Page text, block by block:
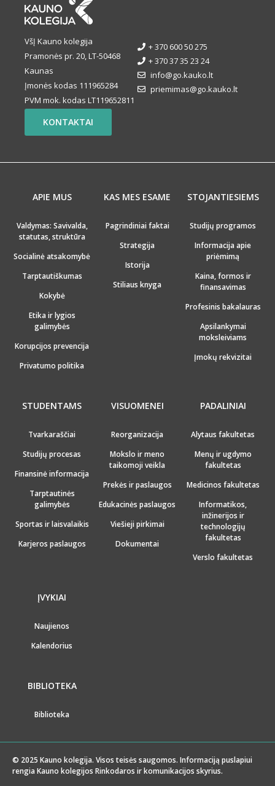
VšĮ Kauno kolegija
Pramonės pr. 20, LT-50468
Kaunas
Įmonės kodas 111965284
PVM mok. kodas LT119652811
+ 370 600 50 275
+ 370 37 35 23 24
info@go.kauko.lt
priemimas@go.kauko.lt
KONTAKTAI
APIE MUS
Valdymas: Savivalda,
statutas, struktūra
Socialinė atsakomybė
Tarptautiškumas
Kokybė
Etika ir lygios
galimybės
Korupcijos prevencija
Privatumo politika
KAS MES ESAME
Pagrindiniai faktai
Strategija
Istorija
Stiliaus knyga
STOJANTIESIEMS
Studijų programos
Informacija apie
priėmimą
Kaina, formos ir
finansavimas
Profesinis bakalauras
Apsilankymai
moksleiviams
Įmokų rekvizitai
STUDENTAMS
Tvarkaraščiai
Studijų procesas
Finansinė informacija
Tarptautinės
galimybės
Sportas ir laisvalaikis
Karjeros paslaugos
VISUOMENEI
Reorganizacija
Mokslo ir meno
taikomoji veikla
Prekės ir paslaugos
Edukacinės paslaugos
Viešieji pirkimai
Dokumentai
PADALINIAI
Alytaus fakultetas
Menų ir ugdymo
fakultetas
Medicinos fakultetas
Informatikos,
inžinerijos ir
technologijų
fakultetas
Verslo fakultetas
ĮVYKIAI
Naujienos
Kalendorius
BIBLIOTEKA
Biblioteka
© 2025 Kauno kolegija. Visos teisės saugomos. Informaciją puslapiui
rengia Kauno kolegijos Rinkodaros ir komunikacijos skyrius.